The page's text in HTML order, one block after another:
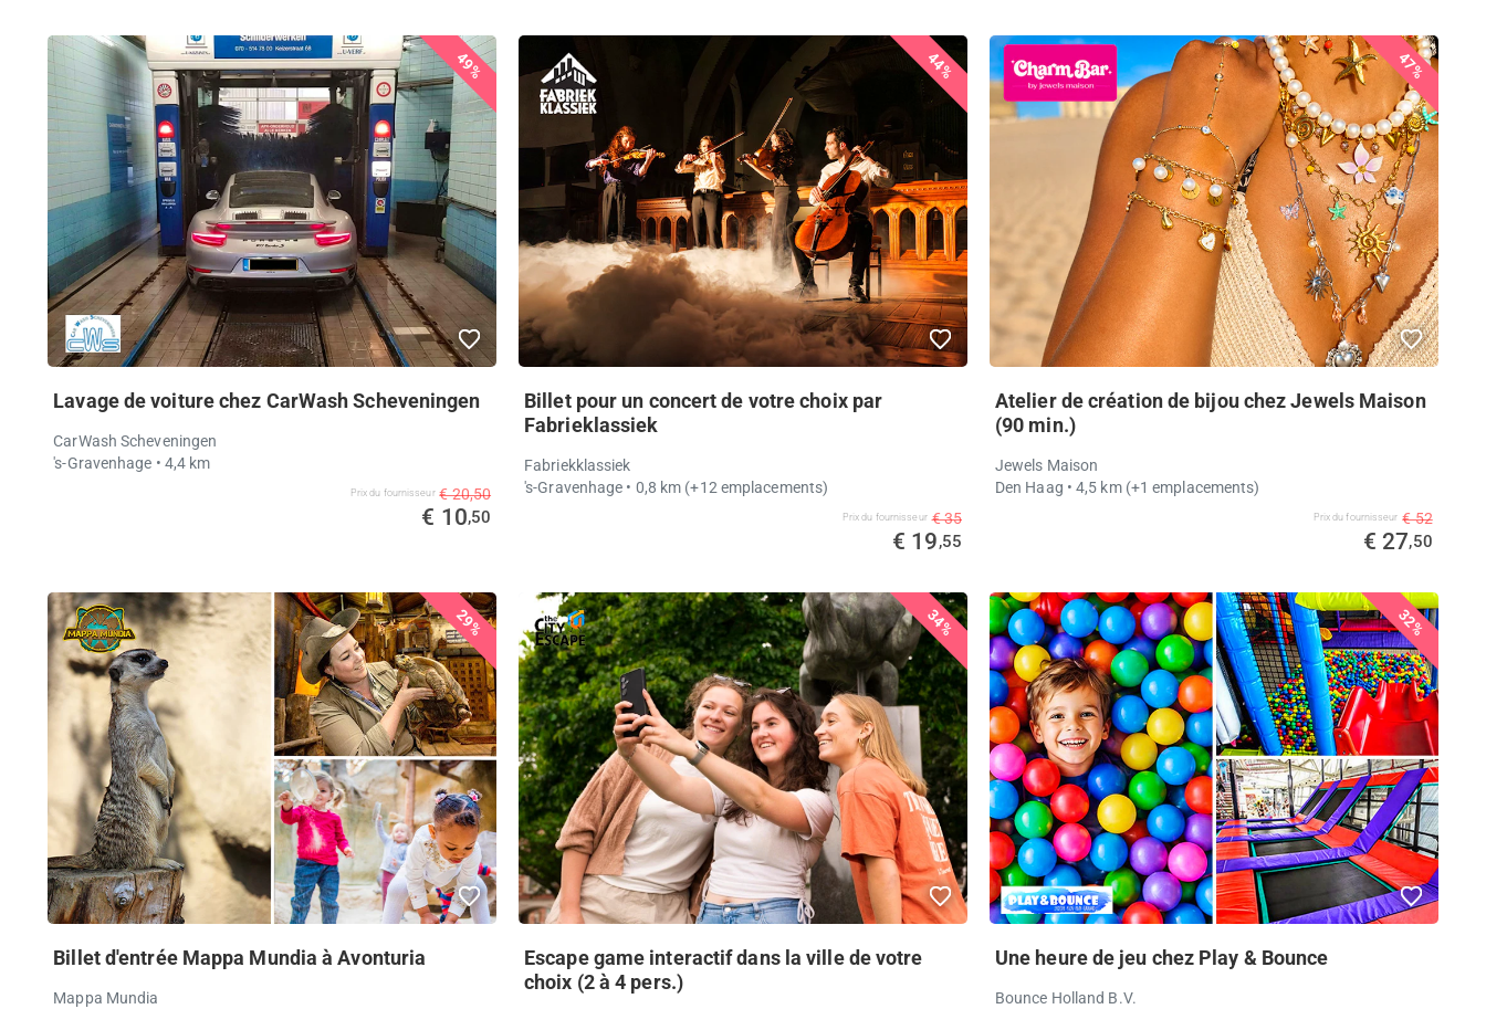
49%
Lavage de voiture chez CarWash Scheveningen
CarWash Scheveningen
's-Gravenhage • 4,4 km
Prix ​​du fournisseur € 20,50
€ 10,50
44%
Billet pour un concert de votre choix par
Fabrieklassiek
Fabriekklassiek
's-Gravenhage • 0,8 km (+12 emplacements)
Prix ​​du fournisseur € 35
€ 19,55
47%
Atelier de création de bijou chez Jewels Maison
(90 min.)
Jewels Maison
Den Haag • 4,5 km(+1 emplacements)
Prix ​​du fournisseur € 52
€ 27,50
29%
Billet d'entrée Mappa Mundia à Avonturia
Mappa Mundia
34%
Escape game interactif dans la ville de votre
choix (2 à 4 pers.)
32%
Une heure de jeu chez Play & Bounce
Bounce Holland B.V.